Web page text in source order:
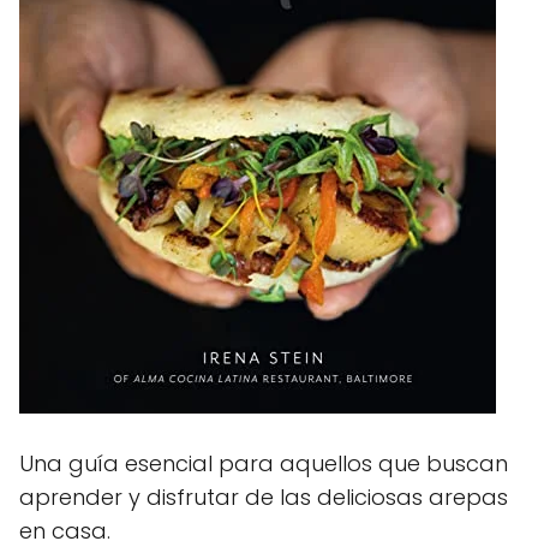
Una guía esencial para aquellos que buscan
aprender y disfrutar de las deliciosas arepas
en casa.